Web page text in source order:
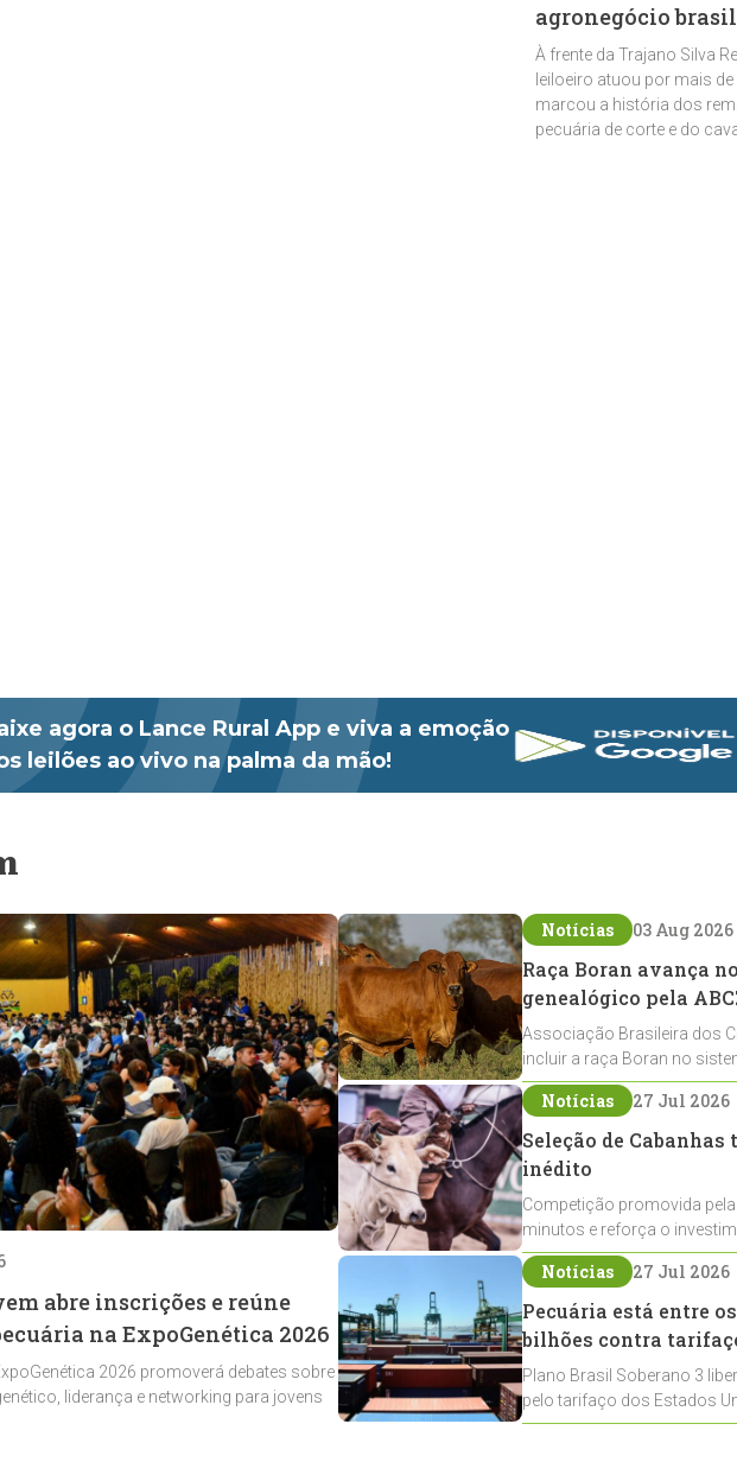
agronegócio
À frente da Trajano Silva
leiloeiro atuou por mais
marcou a história dos
pecuária de corte e do
agora o Lance Rural App e viva a emoção
leilões ao vivo na palma da mão!
abre inscrições e reúne
na ExpoGenética 2026
2026 promoverá debates sobre
liderança e networking para jovens
Notícias 03 Aug 2026
Raça Boran avança
genealógico pela
Associação Brasileira dos
incluir a raça Boran no
expansão na pecuária
Notícias 27 Jul 2026
Seleção de
inédito
Competição promovida
minutos e reforça o
Crioulos voltados ao laço
Notícias 27 Jul 2026
Pecuária está entre
bilhões contra
Plano Brasil Soberano 3
pelo tarifaço dos Estados
contemplados